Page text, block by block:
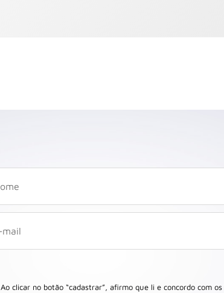
Ao clicar no botão “cadastrar”, afirmo que li e concordo com os